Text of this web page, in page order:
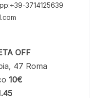
3714125639
OFF
47 Roma
10€